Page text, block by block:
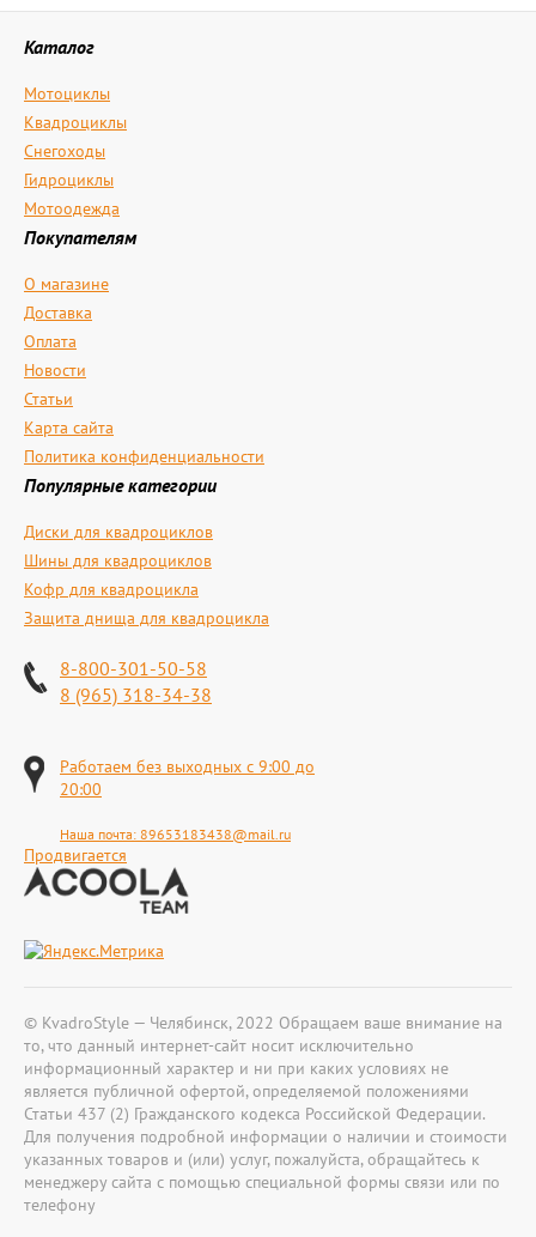
Каталог
Мотоциклы
Квадроциклы
Снегоходы
Гидроциклы
Мотоодежда
Покупателям
О магазине
Доставка
Оплата
Новости
Статьи
Карта сайта
Политика конфиденциальности
Популярные категории
Диски для квадроциклов
Шины для квадроциклов
Кофр для квадроцикла
Защита днища для квадроцикла
8-800-301-50-58
8 (965) 318-34-38
Работаем без выходных с 9:00 до
20:00
Наша почта: 89653183438@mail.ru
Продвигается
© KvadroStyle — Челябинск, 2022 Обращаем ваше внимание на
то, что данный интернет-сайт носит исключительно
информационный характер и ни при каких условиях не
является публичной офертой, определяемой положениями
Статьи 437 (2) Гражданского кодекса Российской Федерации.
Для получения подробной информации о наличии и стоимости
указанных товаров и (или) услуг, пожалуйста, обращайтесь к
менеджеру сайта с помощью специальной формы связи или по
телефону